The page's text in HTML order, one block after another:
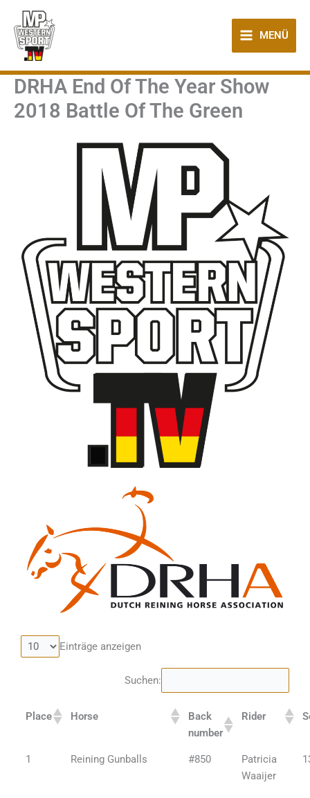
Inhalt
springen
MENÜ
DRHA End Of The Year Show
2018 Battle Of The Green
Einträge anzeigen
Suchen:
Place Horse
Back
number
Rider
1 Reining Gunballs #850
Patricia
Waaijer